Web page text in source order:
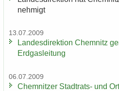
neh­migt
13.07.2009
Lan­des­di­rek­ti­on Chem­nitz
Erdgasleitung
06.07.2009
Chem­nit­zer Stadtrats-​ und